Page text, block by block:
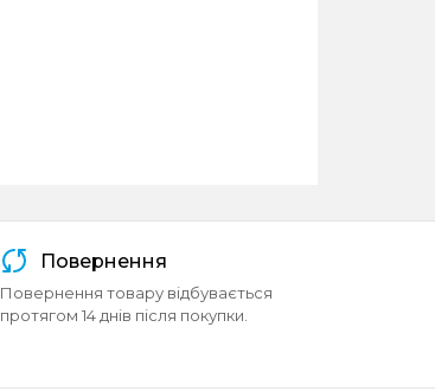
Повернення
Повернення товару відбувається
протягом 14 днів після покупки.